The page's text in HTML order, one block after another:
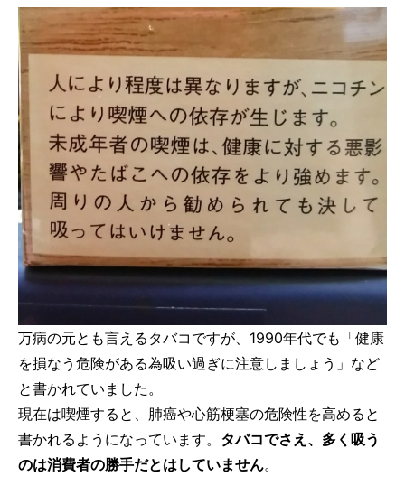
万病の元とも言えるタバコですが、1990年代でも「健康
を損なう危険がある為吸い過ぎに注意しましょう」など
と書かれていました。
現在は喫煙すると、肺癌や心筋梗塞の危険性を高めると
書かれるようになっています。 タバコでさえ、多く吸う
のは消費者の勝手だとはしていません。